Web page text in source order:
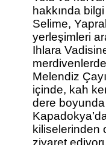
hakkında
Selime,
yerleşimleri
Ihlara
Melendiz
içinde, kah
dere
kiliselerinden
ziyaret